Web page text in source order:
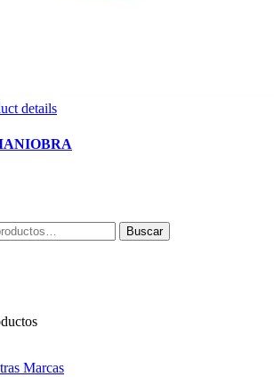
details
Buscar
Marcas